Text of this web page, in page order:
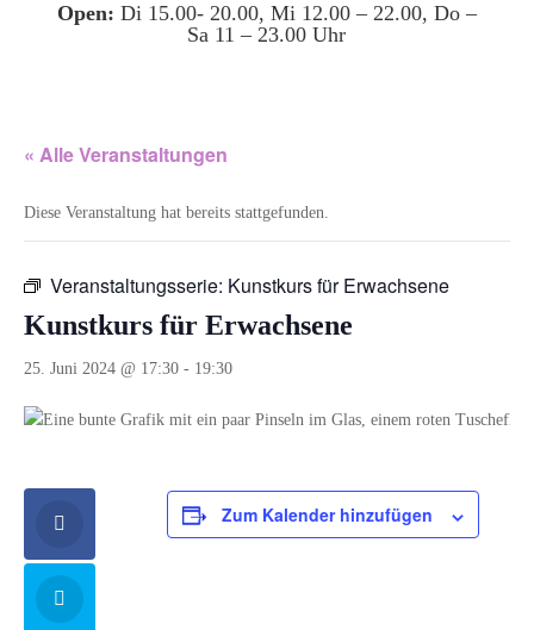
Open: Di 15.00- 20.00, Mi 12.00 – 22.00, Do –
Sa 11 – 23.00 Uhr
« Alle Veranstaltungen
Diese Veranstaltung hat bereits stattgefunden.
Veranstaltungsserie: Kunstkurs für Erwachsene
Kunstkurs für Erwachsene
25. Juni 2024 @ 17:30 - 19:30
Zum Kalender hinzufügen